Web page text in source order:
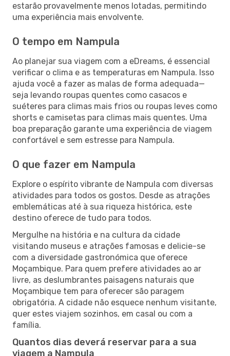
estarão provavelmente menos lotadas, permitindo
uma experiência mais envolvente.
O tempo em Nampula
Ao planejar sua viagem com a eDreams, é essencial
verificar o clima e as temperaturas em Nampula. Isso
ajuda você a fazer as malas de forma adequada—
seja levando roupas quentes como casacos e
suéteres para climas mais frios ou roupas leves como
shorts e camisetas para climas mais quentes. Uma
boa preparação garante uma experiência de viagem
confortável e sem estresse para Nampula.
O que fazer em Nampula
Explore o espírito vibrante de Nampula com diversas
atividades para todos os gostos. Desde as atrações
emblemáticas até à sua riqueza histórica, este
destino oferece de tudo para todos.
Mergulhe na história e na cultura da cidade
visitando museus e atrações famosas e delicie-se
com a diversidade gastronómica que oferece
Moçambique. Para quem prefere atividades ao ar
livre, as deslumbrantes paisagens naturais que
Moçambique tem para oferecer são paragem
obrigatória. A cidade não esquece nenhum visitante,
quer estes viajem sozinhos, em casal ou com a
família.
Quantos dias deverá reservar para a sua
viagem a Nampula